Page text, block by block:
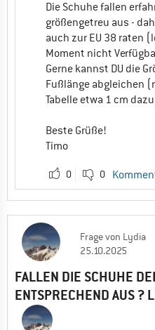
Die Schuhe fallen
größengetreu aus -
auch zur EU 38 raten
Moment nicht
Gerne kannst DU die
Fußlänge abgleichen
Tabelle etwa 1 cm
Beste Grüße!
Timo
0 0
Fragevon Lydia
25.10.2025
FALLEN DIE SCHUHE DER
NTSPRECHEND AUS ?